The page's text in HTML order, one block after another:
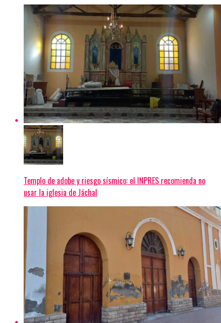
Templo de adobe y riesgo sísmico: el INPRES recomienda no
usar la iglesia de Jáchal